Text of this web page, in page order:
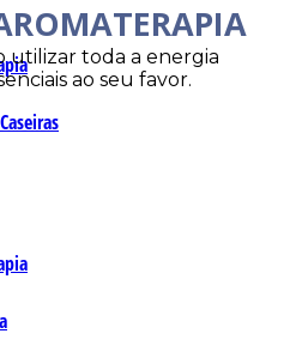
utilizar toda a energia
ao seu favor.